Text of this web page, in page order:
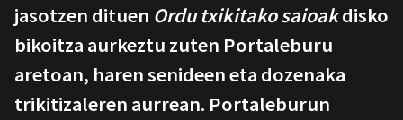
jasotzen dituen Ordu txikitako saioakdisko
bikoitza aurkeztu zuten Portaleburu
aretoan, haren senideen eta dozenaka
trikitizaleren aurrean. Portaleburun